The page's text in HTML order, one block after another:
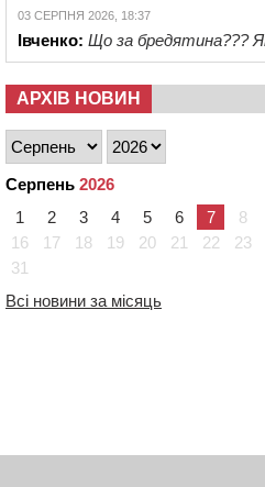
03 СЕРПНЯ 2026, 18:37
Івченко: Що за бредятина???
АРХІВ НОВИН
Серпень 2026
1
2 3 4 5 6 7 8
16
17 18 19 20 21 22 23
31
Всі новини за місяць